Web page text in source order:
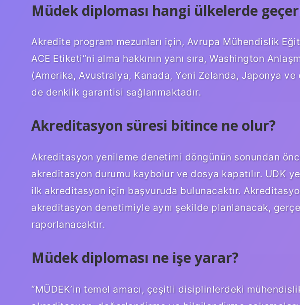
Müdek diploması hangi ülkelerde
Akredite program mezunları için, Avrupa Mühendislik
ACE Etiketi”ni alma hakkının yanı sıra, Washington
(Amerika, Avustralya, Kanada, Yeni Zelanda, Japonya
de denklik garantisi sağlanmaktadır.
Akreditasyon süresi bitince ne olur?
Akreditasyon yenileme denetimi döngünün sonundan
akreditasyon durumu kaybolur ve dosya kapatılır. UDK
ilk akreditasyon için başvuruda bulunacaktır.
akreditasyon denetimiyle aynı şekilde planlanacak,
raporlanacaktır.
Müdek diploması ne işe yarar?
“MÜDEK’in temel amacı, çeşitli disiplinlerdeki